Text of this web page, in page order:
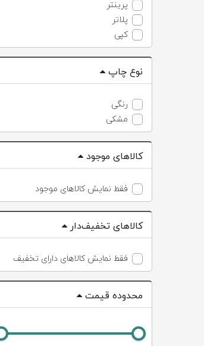
پرینتر
پلاتر
کپی
نوع چاپ
رنگی
مشکی
کالاهای موجود
فقط نمایش کالاهای موجود
کالاهای تخفیف‌دار
فقط نمایش کالاهای دارای تخفیف
محدوده قیمت